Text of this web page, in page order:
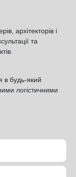
архітекторів і
та
в будь-який
логістичними